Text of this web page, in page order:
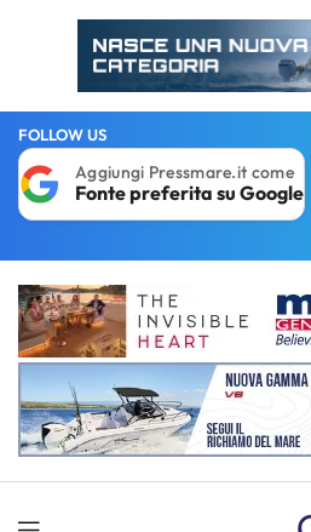
FOLLOW US
Aggiungi Pressmare.it come
Fonte preferita su Google